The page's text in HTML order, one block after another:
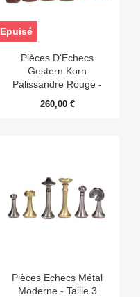
Pièces D'Echecs
Gestern Korn
Palissandre Rouge -
260,00 €
Epuisé
Pièces Echecs Métal
Moderne - Taille 3